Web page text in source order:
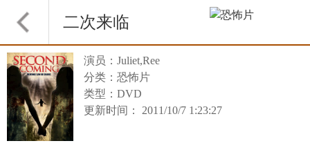
二次来临
演员：Juliet,Ree
分类：恐怖片
类型：DVD
更新时间： 2011/10/7 1:23:27